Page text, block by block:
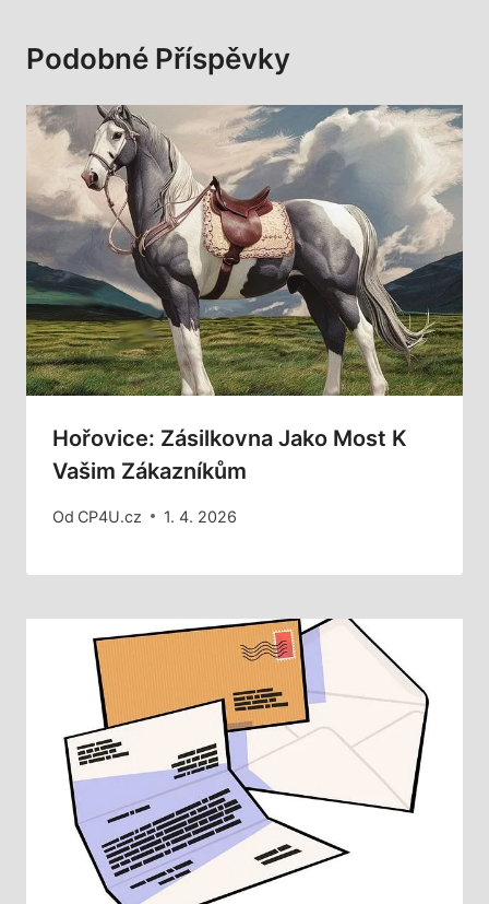
Podobné Příspěvky
Hořovice: Zásilkovna Jako Most K
Vašim Zákazníkům
Od CP4U.cz 1. 4. 2026